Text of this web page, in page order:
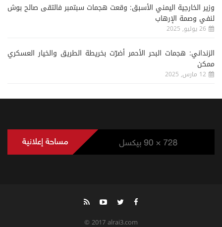
وزير الخارجية اليمني الأسبق: وقعت هجمات سبتمبر فالتقى صالح بوش
لنفي وصمة الإرهاب
26 يوليو, 2025
الزنداني: هجمات البحر الأحمر أضرّت بخريطة الطريق والخيار العسكري
ممكن
12 مارس, 2025
© 2017 alrai3.com